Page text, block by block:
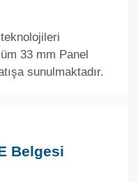
33 mm Panel
sunulmaktadır.
Belgesi